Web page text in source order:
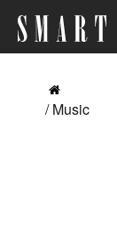
/ Music